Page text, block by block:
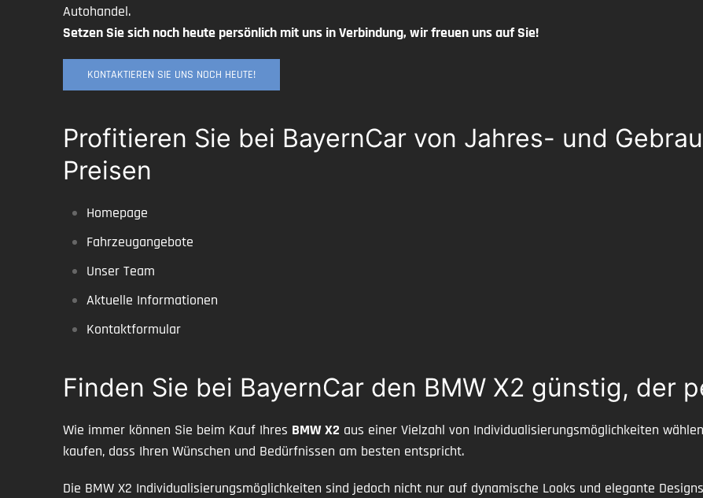
Autohandel.
Setzen Sie sich noch heute persönlich mit uns in Verbindung, wir freuen uns auf Sie!
KONTAKTIEREN SIE UNS NOCH HEUTE!
Profitieren Sie bei BayernCar von Jahres- und
Preisen
Homepage
Fahrzeugangebote
Unser Team
Aktuelle Informationen
Kontaktformular
Finden Sie bei BayernCar den BMW X2 günstig, der
Wie immer können Sie beim Kauf Ihres BMW X2 aus einer Vielzahl von Individualisierungsmöglichkeiten
kaufen, dass Ihren Wünschen und Bedürfnissen am besten entspricht.
Die BMW X2 Individualisierungsmöglichkeiten sind jedoch nicht nur auf dynamische Looks und elegante